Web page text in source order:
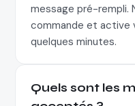
message pré-rempli.
commande et active
quelques minutes.
Quels sont les